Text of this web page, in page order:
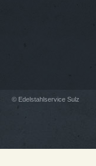
© Edelstahlservice Sulz